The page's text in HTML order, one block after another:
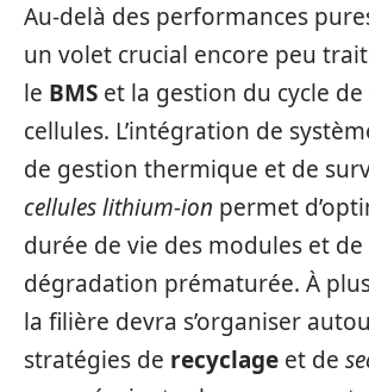
Au-delà des performances
un volet crucial encore peu
le BMS et la gestion du cycle de
cellules. L’intégration de
de gestion thermique et de
cellules lithium-ion permet
durée de vie des modules et
dégradation prématurée. À
la filière devra s’organiser
stratégies de recyclage et de